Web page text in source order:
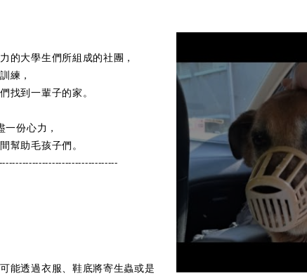
的大學生們所組成的社團，
練，
找到一輩子的家。
一份心力，
幫助毛孩子們。
能透過衣服、鞋底將寄生蟲或是